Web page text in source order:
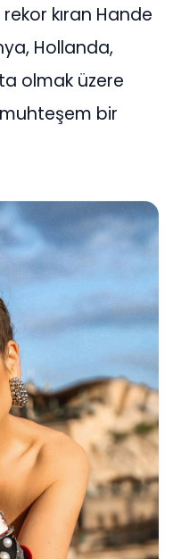
kıran Hande
Hollanda,
olmak üzere
bir